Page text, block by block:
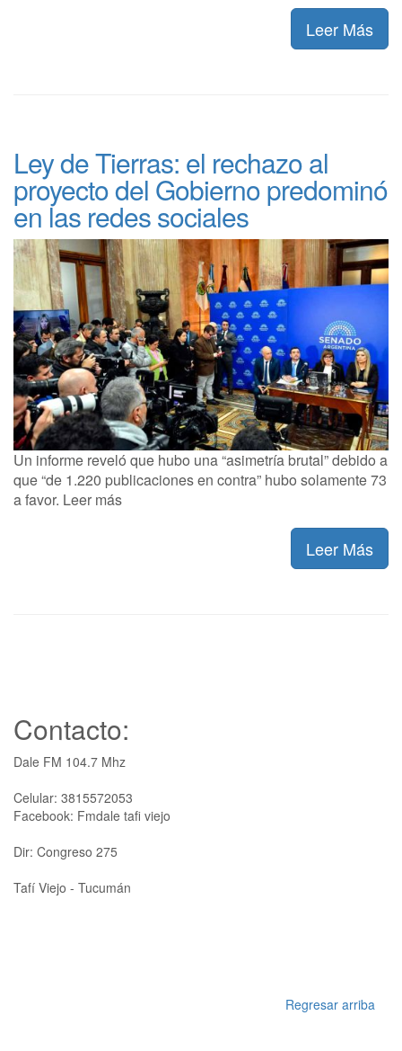
Leer Más
Ley de Tierras: el rechazo al
proyecto del Gobierno predominó
en las redes sociales
Un informe reveló que hubo una “asimetría brutal” debido a
que “de 1.220 publicaciones en contra” hubo solamente 73
a favor. Leer más
Leer Más
Contacto:
Dale FM 104.7 Mhz
Celular: 3815572053
Facebook: Fmdale tafi viejo
Dir: Congreso 275
Tafí Viejo - Tucumán
Regresar arriba